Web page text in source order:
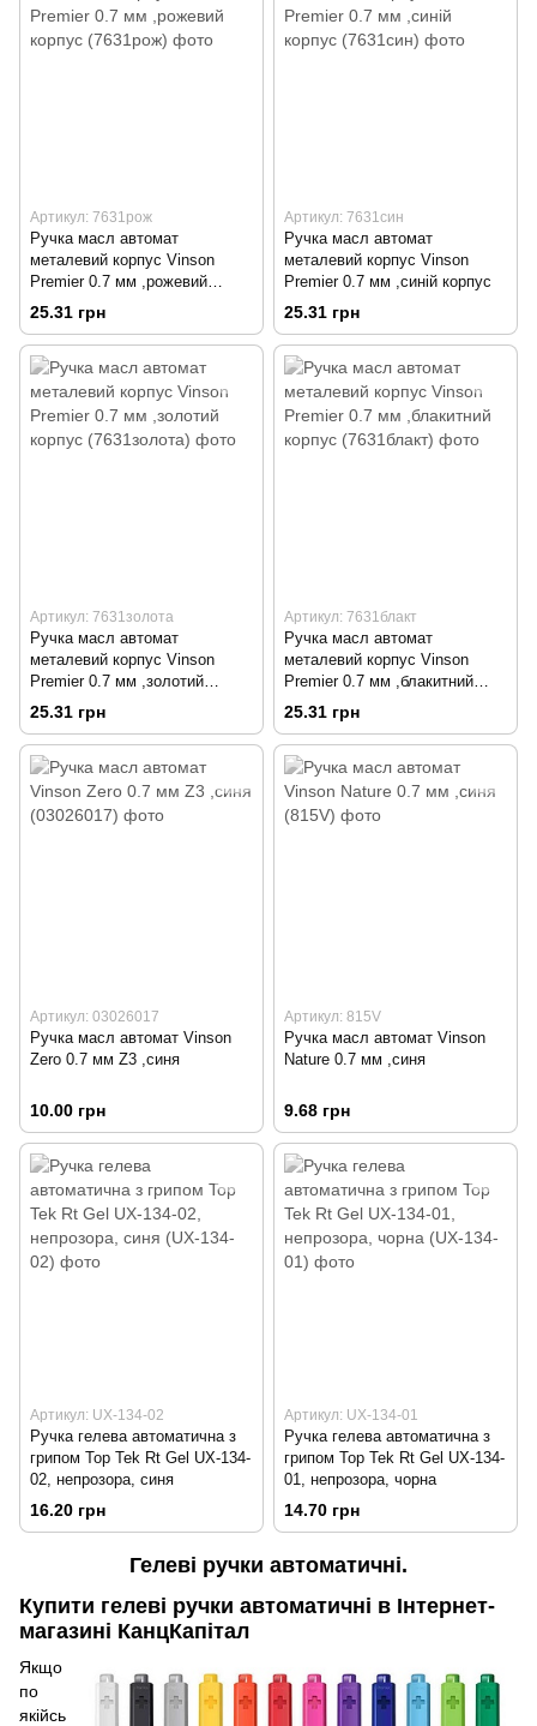
Артикул: 7631рож
Ручка масл автомат
металевий корпус Vinson
Premier 0.7 мм ,рожевий
корпус
25.31 грн
Артикул: 7631син
Ручка масл автомат
металевий корпус Vinson
Premier 0.7 мм ,синій корпус
25.31 грн
Артикул: 7631золота
Ручка масл автомат
металевий корпус Vinson
Premier 0.7 мм ,золотий
корпус
25.31 грн
Артикул: 7631блакт
Ручка масл автомат
металевий корпус Vinson
Premier 0.7 мм ,блакитний
корпус
25.31 грн
Артикул: 03026017
Ручка масл автомат Vinson
Zero 0.7 мм Z3 ,синя
10.00 грн
Артикул: 815V
Ручка масл автомат Vinson
Nature 0.7 мм ,синя
9.68 грн
Артикул: UX-134-02
Ручка гелева автоматична з
грипом Top Tek Rt Gel UX-134-
02, непрозора, синя
16.20 грн
Артикул: UX-134-01
Ручка гелева автоматична з
грипом Top Tek Rt Gel UX-134-
01, непрозора, чорна
14.70 грн
Гелеві ручки автоматичні.
Купити гелеві ручки автоматичні в Інтернет-
магазині КанцКапітал
Якщо
по
якійсь